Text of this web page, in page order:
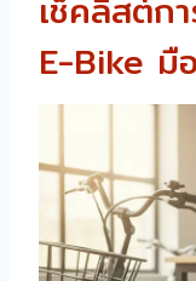
เช็คลิสต์ก
E-Bike